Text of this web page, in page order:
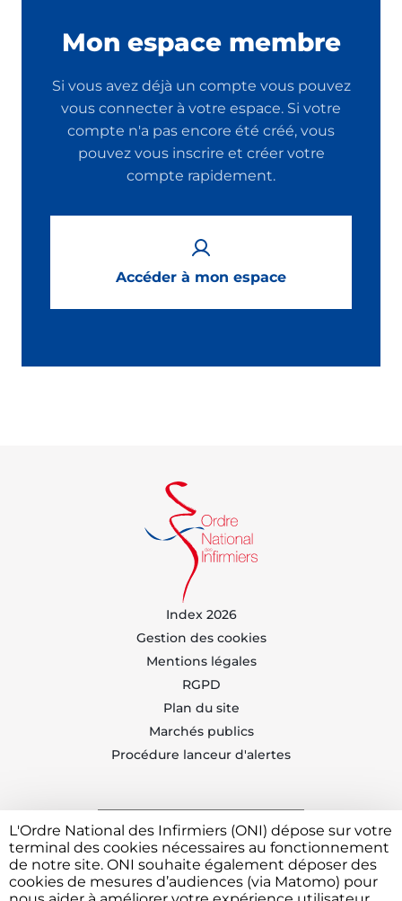
Mon espace membre
Si vous avez déjà un compte vous pouvez
vous connecter à votre espace. Si votre
compte n'a pas encore été créé, vous
pouvez vous inscrire et créer votre
compte rapidement.
Accéder à mon espace
Index 2026
Gestion des cookies
Mentions légales
RGPD
Plan du site
Marchés publics
Procédure lanceur d'alertes
Trouvez votre CDOI
L'Ordre National des Infirmiers (ONI) dépose sur votre
terminal des cookies nécessaires au fonctionnement
de notre site. ONI souhaite également déposer des
cookies de mesures d’audiences (via Matomo) pour